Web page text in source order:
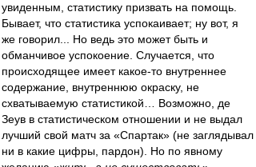
увиденным, статистику призвать на помощь.
Бывает, что статистика успокаивает; ну вот, я
же говорил... Но ведь это может быть и
обманчивое успокоение. Случается, что
происходящее имеет какое-то внутреннее
содержание, внутреннюю окраску, не
схватываемую статистикой… Возможно, де
Зеув в статистическом отношении и не выдал
лучший свой матч за «Спартак» (не заглядывал
ни в какие цифры, пардон). Но по явному